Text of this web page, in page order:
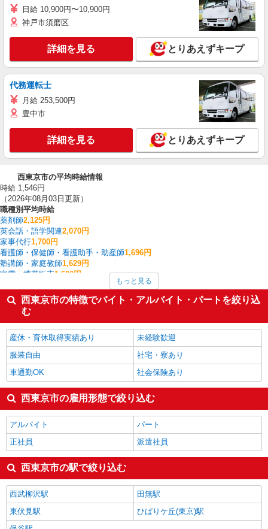
日給 10,900円〜10,900円
神戸市須磨区
詳細を見る とりあえずキープ
代務運転士
月給 253,500円
豊中市
詳細を見る とりあえずキープ
西東京市の平均時給情報
時給 1,546円
（2026年08月03日更新）
職種別平均時給
薬剤師2,125円
英会話・語学関連2,070円
家事代行1,700円
看護師・保健師・看護助手・助産師1,696円
塾講師・家庭教師1,629円
家電・携帯販売1,620円
イベント・キャンペーン1,600円
介護職・ヘルパー 1,575円
一般・営業事務
西東京市の他の職種の平均時給を見る
もっと見る
西東京市の特徴でバイト・アルバイト・パートを絞り込
む
産休・育休取得実績あり
未経験歓迎
服装自由
社宅・寮あり
車通勤OK
社会保険あり
西東京市の雇用形態で絞り込む
アルバイト
パート
正社員
派遣社員
西東京市の駅で絞り込む
西武柳沢駅
田無駅
東伏見駅
ひばりケ丘(東京)駅